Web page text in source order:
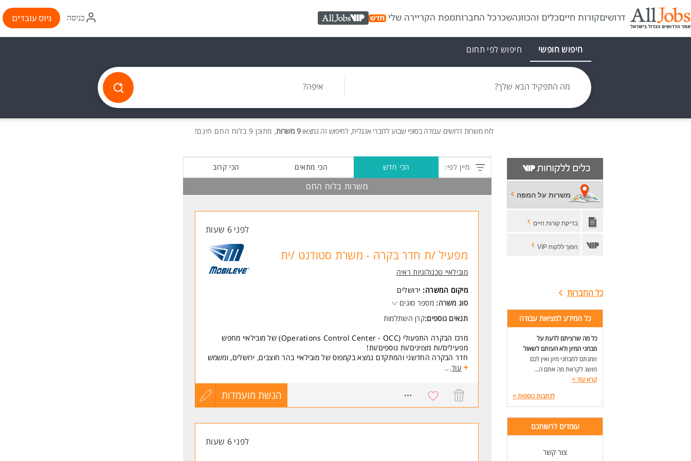
דרושיםקורות חייםכלים והכוונהשכרכל החברותמפת הקריירה שלי AllJobs VIP
איקון
התחברות
כניסה גיוס עובדים
חיפוש חופשי חיפוש לפי תחום
מה התפקיד הבא שלך? איפה?
לוח משרותדרושים עבודה בסופי שבוע לדוברי אנגלית, לחיפוש זה נמצאו9 משרות , מתוכן 9 בלוח החם חינם!
משרות על המפה
בדיקת קורות חיים
הפוך ללקוח VIP
כל החברות
כל המידע למציאת עבודה
כל מה שרציתם לדעת על
מבחני המיון ולא העזתם לשאול
זומנתם למבחני מיון ואין לכם
מושג לקראת מה אתם ה...
קרא עוד>
לכתבות נוספות>
עומדים לרשותכם
צור קשר
מיין לפי: הכי חדש הכי מתאים הכי קרוב
משרות בלוח החם
לפני 6 שעות
מפעיל /ת חדר בקרה - משרת סטודנט /ית
מובילאיי טכנולוגיות ראיה
מיקום המשרה: ירושלים
סוג משרה: מספר סוגים
תנאים נוספים:קרן השתלמות
מרכז הבקרה התפעולי (Operations Control Center - OCC) של מובילאיי מחפש
מפעילים/ות מצוינים/ות נוספים/ות!
חדר הבקרה החדשני והמתקדם נמצא בקמפוס של מובילאיי בהר חוצבים, ירושלים, ומשמש
לניטור כלל מערכות הביטחון, הבטיחות והתפעול בכל אתרי החברה.
התפקיד דורש הגעה למשרדי החברה בירושלים.
- שימוש במערכות דיגיטליות לניטור ובקרה של מערכות ביטחון ובטיחות, כגון: מצלמות
- מעקב אחר תצוגות מצלמות אבטחה על גבי קירות מסכים ומערכות בקרת כניסה.
עוד...
הגשת מועמדות
עדכון
לפני 6 שעות